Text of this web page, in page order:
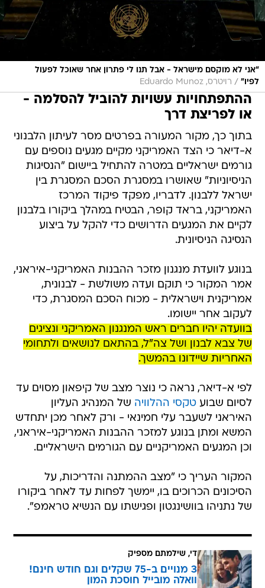
"אני לא מוקסם מישראל - אבל תנו לי פתרון אחר שאוכל לפעול
לפיו" / רויטרס, Eduardo Munoz
ההתפתחויות עשויות להוביל להסלמה -
או לפריצת דרך
בתוך כך, מקור המעורה בפרטים מסר לעיתון הלבנוני
א-דיאר כי הצד האמריקני מקיים מגעים נוספים עם
גורמים ישראליים במטרה להתחיל ביישום "הנסיגות
הניסיוניות" שאושרו במסגרת הסכם המסגרת בין
ישראל ללבנון. לדבריו, מפקד פיקוד המרכז
האמריקני, בראד קופר, הבטיח במהלך ביקורו בלבנון
לקיים את המגעים הדרושים כדי להקל על ביצוע
הנסיגה הניסיונית.
בנוגע לוועדת מנגנון מזכר ההבנות האמריקני-איראני,
אמר המקור כי תוקם ועדה משולשת - לבנונית,
אמריקנית וישראלית - מכוח הסכם המסגרת, כדי
לעקוב אחר יישומו.
בוועדה יהיו חברים ראש המנגנון האמריקני ונציגים
של צבא לבנון ושל צה"ל, בהתאם לנושאים ולתחומי
האחריות שיידונו בהמשך.
לפי א-דיאר, נראה כי נוצר מצב של קיפאון מסוים עד
לסיום שבועטקסי ההלוויה של המנהיג העליון
האיראני לשעבר עלי חמינאי - ורק לאחר מכן יתחדש
המשא ומתן בנוגע למזכר ההבנות האמריקני-איראני,
וכן המגעים האמריקניים עם הגורמים הישראליים.
המקור העריך כי "מצב ההמתנה והדריכות, על
הסיכונים הכרוכים בו, יימשך לפחות עד לאחר ביקורו
של נתניהו בוושינגטון ופגישתו עם הנשיא טראמפ".
די, שילמתם מספיק
3 מנויים ב-75 שקלים וגם חודש חינם!
וואלה מובייל חוסכת המון